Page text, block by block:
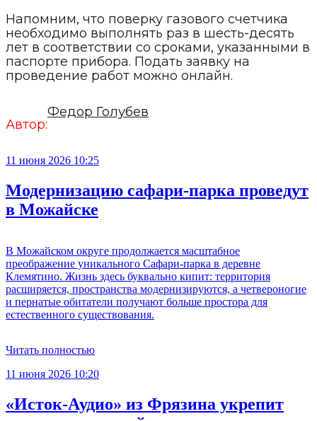
Напомним, что поверку газового счетчика
необходимо выполнять раз в шесть-десять
лет в соответствии со сроками, указанными в
паспорте прибора. Подать заявку на
проведение работ можно онлайн.
Автор:
Федор Голубев
11 июня 2026 10:25
Модернизацию сафари-парка проведут
в Можайске
В Можайском округе продолжается масштабное
преображение уникального Сафари-парка в деревне
Клемятино. Жизнь здесь буквально кипит: территория
расширяется, пространства модернизируются, а четвероногие
и пернатые обитатели получают больше простора для
естественного существования.
Читать полностью
11 июня 2026 10:20
«Исток-Аудио» из Фрязина укрепит